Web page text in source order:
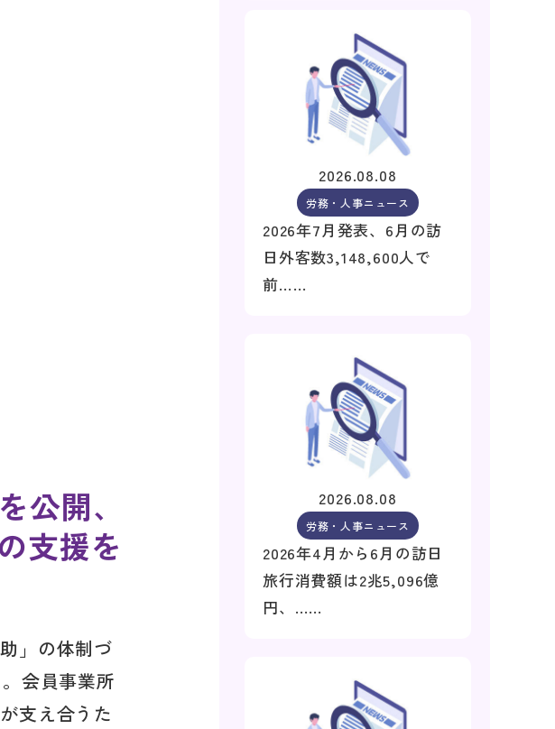
公開、
支援を
」の体制づ
会員事業所
支え合うた
2026.08.08
労務・人事ニュース
2026年7月発表、6月の訪
日外客数3,148,600人で
前……
2026.08.08
労務・人事ニュース
2026年4月から6月の訪日
旅行消費額は2兆5,096億
円、……